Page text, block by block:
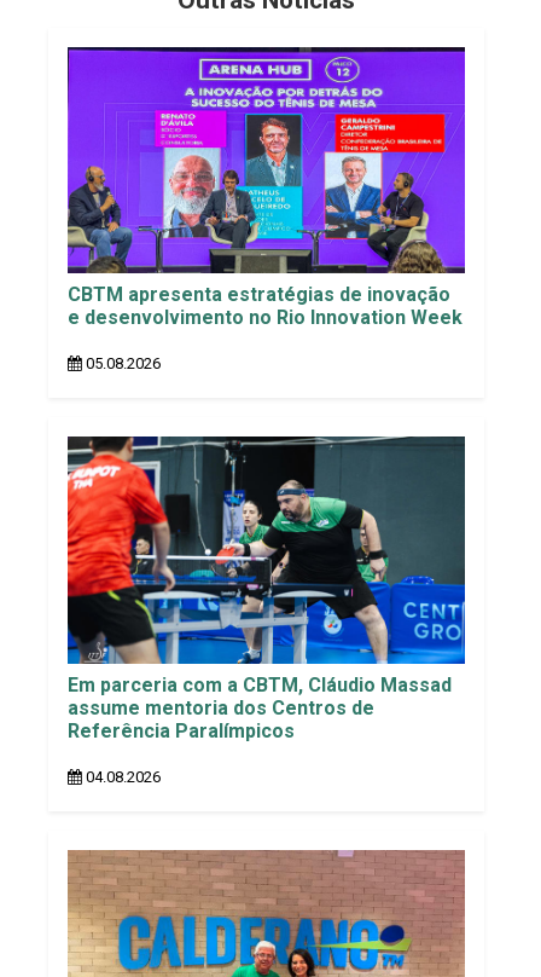
CBTM apresenta estratégias de inovação
e desenvolvimento no Rio Innovation Week
05.08.2026
Em parceria com a CBTM, Cláudio Massad
assume mentoria dos Centros de
Referência Paralímpicos
04.08.2026